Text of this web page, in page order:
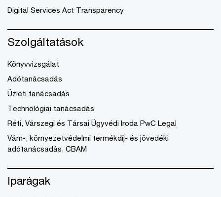
Digital Services Act Transparency
Szolgáltatások
Könyvvizsgálat
Adótanácsadás
Üzleti tanácsadás
Technológiai tanácsadás
Réti, Várszegi és Társai Ügyvédi Iroda PwC Legal
Vám-, környezetvédelmi termékdíj- és jövedéki
adótanácsadás, CBAM
Iparágak